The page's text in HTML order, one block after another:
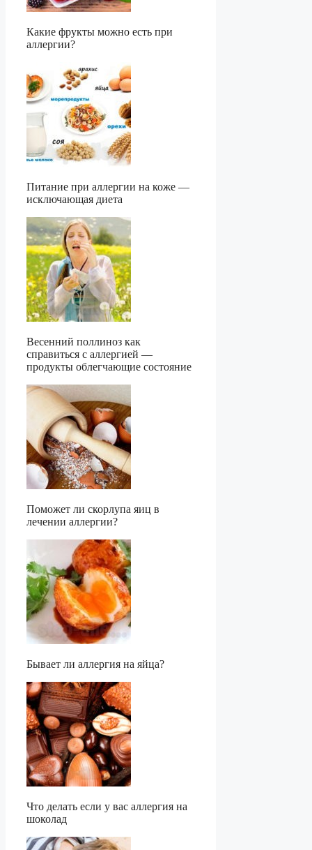
Какие фрукты можно есть при
аллергии?
Питание при аллергии на коже —
исключающая диета
Весенний поллиноз как
справиться с аллергией —
продукты облегчающие состояние
Поможет ли скорлупа яиц в
лечении аллергии?
Бывает ли аллергия на яйца?
Что делать если у вас аллергия на
шоколад